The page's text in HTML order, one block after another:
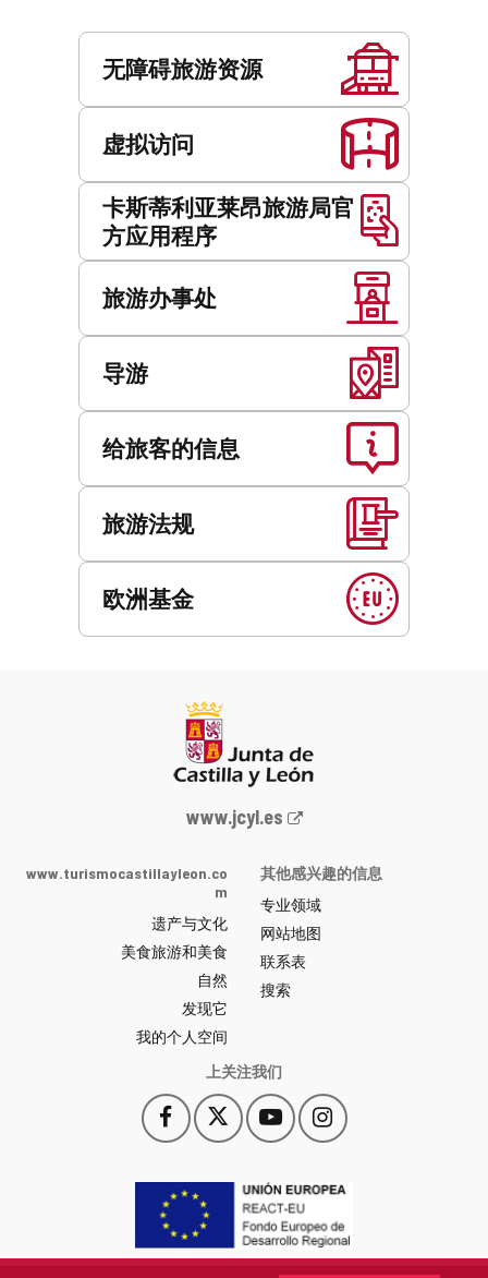
无障碍旅游资源
虚拟访问
卡斯蒂利亚莱昂旅游局官
方应用程序
旅游办事处
导游
给旅客的信息
旅游法规
欧洲基金
Junta
y
León
网
站
门
户
-
www.jcyl.es
www.turismocastillayleon.co
m
遗产与文化
美食旅游和美食
自然
发现它
我的个人空间
其他感兴趣的信息
专业领域
网站地图
联系表
搜索
上关注我们
Facebook
此
链
会
打
开
一
此
链
一
YouTube
此
链
会
打
开
一
Instagram
此
链
会
开
一